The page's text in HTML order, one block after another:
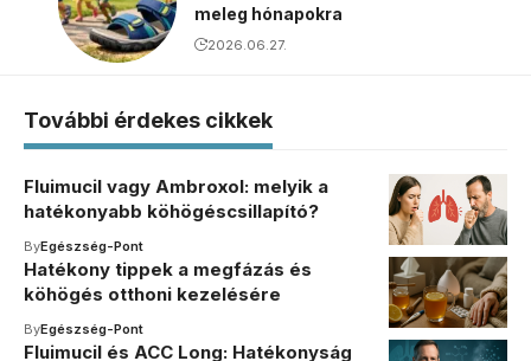
meleg hónapokra
2026.06.27.
További érdekes cikkek
Fluimucil vagy Ambroxol: melyik a
hatékonyabb köhögéscsillapító?
ByEgészség-Pont
Hatékony tippek a megfázás és
köhögés otthoni kezelésére
ByEgészség-Pont
Fluimucil és ACC Long: Hatékonyság